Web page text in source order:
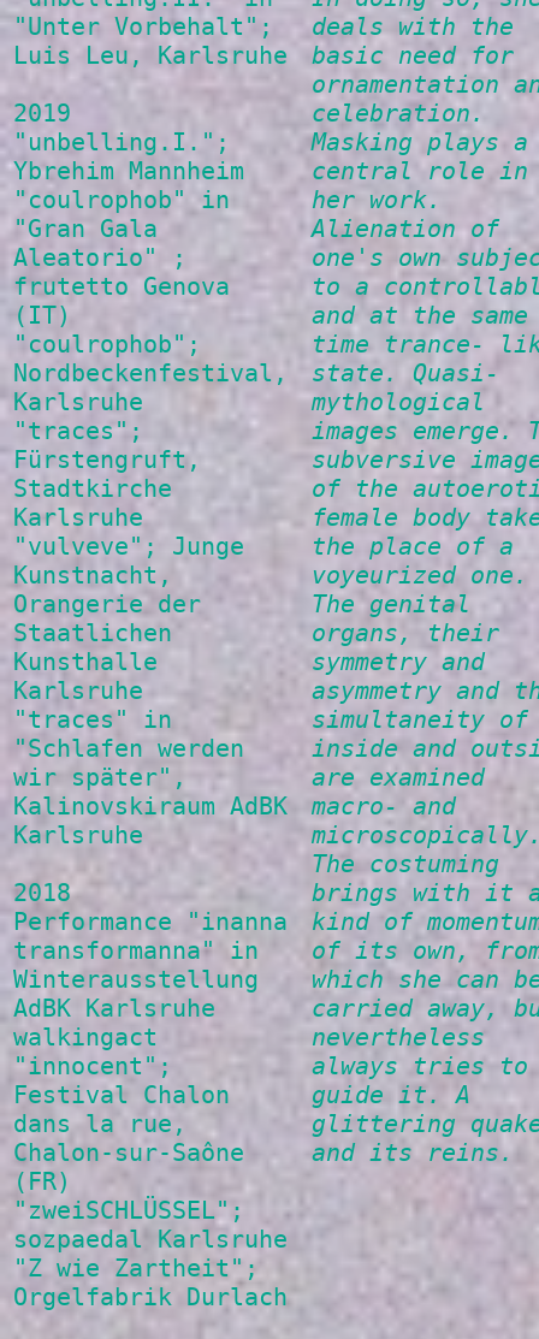
"Unter Vorbehalt";
Luis Leu, Karlsruhe
2019
"unbelling.I.";
Ybrehim Mannheim
"coulrophob" in
"Gran Gala
Aleatorio" ;
frutetto Genova
(IT)
"coulrophob";
Nordbeckenfestival,
Karlsruhe
"traces";
Fürstengruft,
Stadtkirche
Karlsruhe
"vulveve"; Junge
Kunstnacht,
Orangerie der
Staatlichen
Kunsthalle
Karlsruhe
"traces" in
"Schlafen werden
wir später",
Kalinovskiraum AdBK
Karlsruhe
2018
Performance "inanna
transformanna" in
Winterausstellung
AdBK Karlsruhe
walkingact
"innocent";
Festival Chalon
dans la rue,
Chalon-sur-Saône
(FR)
"zweiSCHLÜSSEL";
sozpaedal Karlsruhe
"Z wie Zartheit";
Orgelfabrik Durlach
deals with the
basic need for
ornamentation
celebration.
Masking plays a
central role in
her work.
Alienation of
one's own
to a
and at the same
time trance-
state. Quasi-
mythological
images emerge.
subversive
of the
female body
the place of a
voyeurized one.
The genital
organs, their
symmetry and
asymmetry and
simultaneity of
inside and
are examined
macro- and
The costuming
brings with it
kind of
of its own,
which she can
carried away,
nevertheless
always tries to
guide it. A
glittering
and its reins.